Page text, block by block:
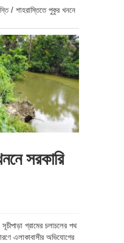
/ শাহরাস্তিতে পুকুর খননে
সরকারি
গ্রামের চলাচলের পথ
এলাকাবাসীর অভিযোগের